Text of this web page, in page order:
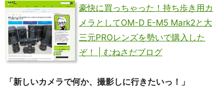
豪快に買っちゃった！持ち歩き用カ
メラとしてOM-D E-M5 Mark2と大
三元PROレンズを勢いで購入した
ぞ！ | むねさだブログ
「新しいカメラで何か、撮影しに行きたいっ！」